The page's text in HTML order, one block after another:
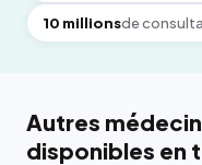
10 millionsde
Autres
disponibles en